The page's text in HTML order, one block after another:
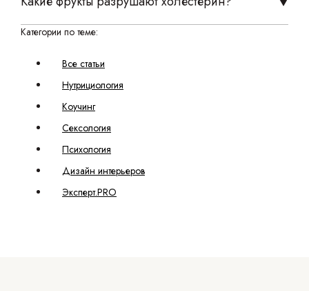
Категории по теме:
Все статьи
Нутрициология
Коучинг
Сексология
Психология
Дизайн интерьеров
Эксперт.PRO